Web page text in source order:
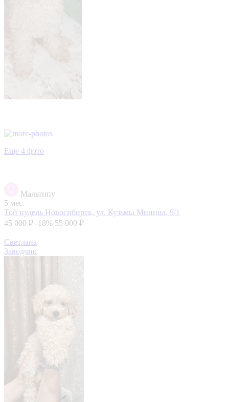
Еще 4 фото
Мальтипу
5 мес.
Той пудель Новосибирск, ул. Кузьмы Минина, 9/1
45 000 ₽ -18% 55 000 ₽
Светлана
Заводчик